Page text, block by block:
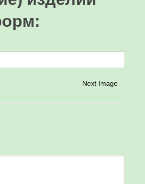
:
Next Image